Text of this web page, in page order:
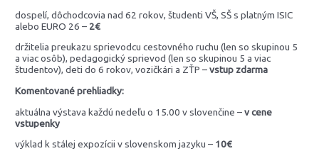
dospelí, dôchodcovia nad 62 rokov, študenti VŠ, SŠ s platným ISIC
alebo EURO 26 – 2€
držitelia preukazu sprievodcu cestovného ruchu (len so skupinou 5
a viac osôb), pedagogický sprievod (len so skupinou 5 a viac
študentov), deti do 6 rokov, vozičkári a ZŤP –vstup zdarma
Komentované prehliadky:
aktuálna výstava každú nedeľu o 15.00 v slovenčine –v cene
vstupenky
výklad k stálej expozícii v slovenskom jazyku – 10€